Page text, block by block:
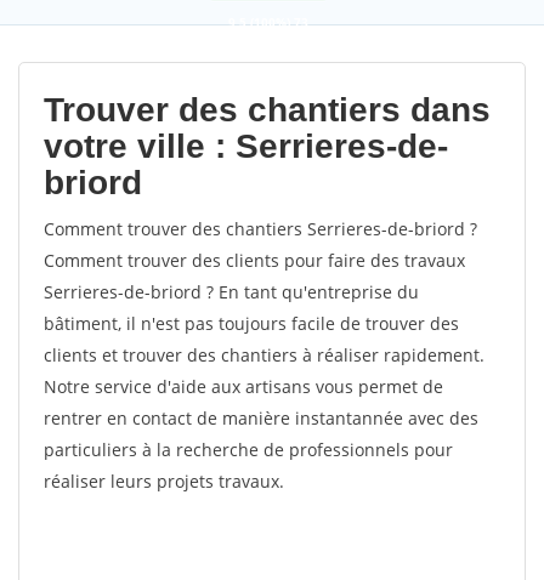
9,5(100%)73
votes
Trouver des chantiers dans
votre ville : Serrieres-de-
briord
Comment trouver des chantiers Serrieres-de-briord ?
Comment trouver des clients pour faire des travaux
Serrieres-de-briord ? En tant qu'entreprise du
bâtiment, il n'est pas toujours facile de trouver des
clients et trouver des chantiers à réaliser rapidement.
Notre service d'aide aux artisans vous permet de
rentrer en contact de manière instantannée avec des
particuliers à la recherche de professionnels pour
réaliser leurs projets travaux.